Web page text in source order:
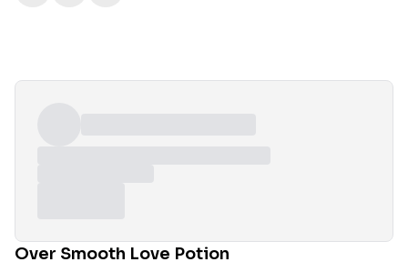
Over Smooth Love Potion